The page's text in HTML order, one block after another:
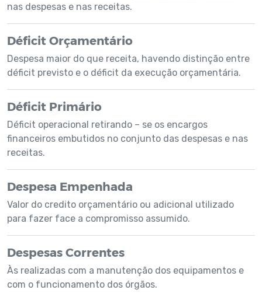
nas despesas e nas receitas.
Déficit Orçamentário
Despesa maior do que receita, havendo distinção entre
déficit previsto e o déficit da execução orçamentária.
Déficit Primário
Déficit operacional retirando – se os encargos
financeiros embutidos no conjunto das despesas e nas
receitas.
Despesa Empenhada
Valor do credito orçamentário ou adicional utilizado
para fazer face a compromisso assumido.
Despesas Correntes
Às realizadas com a manutenção dos equipamentos e
com o funcionamento dos órgãos.